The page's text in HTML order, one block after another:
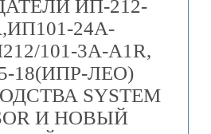
ИП-212-
24А-
101-3А-A1R,
18(ИПР-ЛЕО)
SYSTEM
И НОВЫЙ